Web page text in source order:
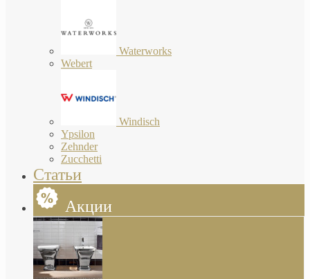
Waterworks
Webert
Windisch
Ypsilon
Zehnder
Zucchetti
Статьи
Акции